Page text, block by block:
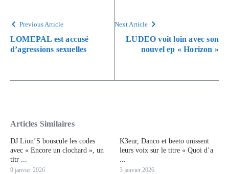
Previous Article
LOMEPAL est accusé
d’agressions sexuelles
Next Article
LUDEO voit loin avec son
nouvel ep « Horizon »
Articles Similaires
DJ Lion’S bouscule les codes
avec « Encore un clochard », un
titr ...
9 janvier 2026
K3eur, Danco et beeto unissent
leurs voix sur le titre « Quoi d’a
3 janvier 2026